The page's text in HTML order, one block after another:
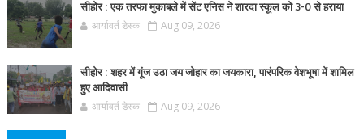
सीहोर : एक तरफा मुकाबले में सेंट एनिस ने शारदा स्कूल को 3-0 से हराया
आर्यावर्त डेस्क Aug 09, 2026
सीहोर : शहर में गूंज उठा जय जोहार का जयकारा, पारंपरिक वेशभूषा में शामिल
हुए आदिवासी
आर्यावर्त डेस्क Aug 09, 2026